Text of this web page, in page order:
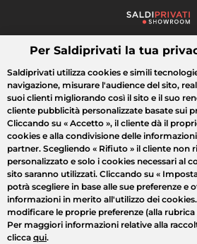
Cosa cerchi?
Tutte le vendite Moda Casa
Per Saldiprivati la tua
Saldiprivati utilizza cookies e simili
navigazione, misurare l'audience del sito,
suoi clienti migliorando così il sito e il suo
cliente pubblicità personalizzate basate sui
Cliccando su « Accetto », il cliente dà il
cookies e alla condivisione delle
partner. Scegliendo « Rifiuto » il cliente non
personalizzato e solo i cookies necessari al
sito saranno utilizzati. Cliccando su «
potrà scegliere in base alle sue preferenze e
informazioni in merito all'utilizzo dei
modificare le proprie preferenze (alla rubrica
Per maggiori informazioni relative alla
clicca qui.